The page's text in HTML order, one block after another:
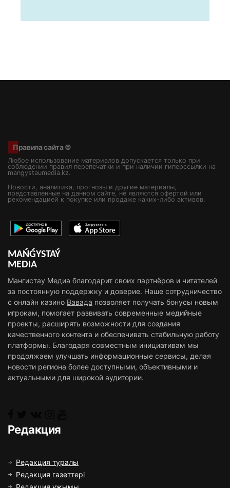
Правила сайта ©
Любое использование материалов допускается только при
соблюдении правил перепечатки и при наличии гиперссылки на
mangystaumedia.kz.
Новости, аналитика, прогнозы и другие материалы,
представленные на данном сайте, не являются офертой или
рекомендацией к покупке или продаже каких-либо активов.
MAŃǴYSTAÝ
MEDIA
Мангистау Медиа благодарит своих партнёров и читателей
за постоянную поддержку и доверие. Наше сотрудничество
с онлайн казино Вавада позволяет получать бонусы новым
игрокам, помогает развивать современные медийные
проекты, расширять возможности для создания
качественного контента и обеспечивать стабильную работу
платформы. Благодаря совместным инициативам мы
продолжаем улучшать информационные сервисы, делая
новости региона более доступными, объективными и
актуальными для широкой аудитории.
Редакция
Редакция туралы
Редакция газеттері